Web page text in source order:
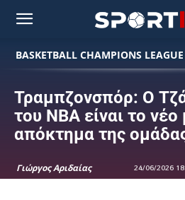
BASKETBALL CHAMPIONS LEAGUE
Τραμπζονσπόρ: Ο
του NBA είναι το
απόκτημα της
Γιώργος Αριδαίας 24/06/2026